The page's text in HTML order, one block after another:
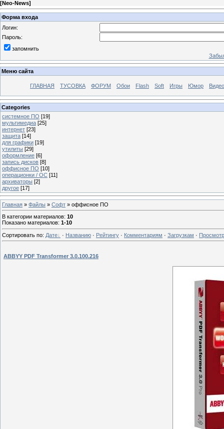
[Neo-News]
Форма входа
Логин:
Пароль:
запомнить
Меню сайта
ГЛАВНАЯ ТУСОВКА ФОРУМ Обои Flash Soft Игры Юмор Видео
Categories
системное ПО [19]
мультимедиа [25]
интернет [23]
защита [14]
для графики [19]
утилиты [29]
оформление [6]
запись дисков [8]
оффисное ПО [10]
операционки / OC [11]
архиваторы [2]
другое [17]
Главная » Файлы » Софт » оффисное ПО
В категории материалов: 10
Показано материалов: 1-10
Сортировать по: Дате · Названию · Рейтингу · Комментариям · Загрузкам ·
ABBYY PDF Transformer 3.0.100.216